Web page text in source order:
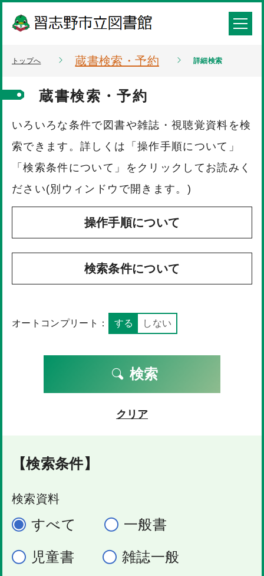
トップへ 蔵書検索・予約 詳細検索
蔵書検索・予約
いろいろな条件で図書や雑誌・視聴覚資料を検
索できます。詳しくは「操作手順について」
「検索条件について」をクリックしてお読みく
ださい(別ウィンドウで開きます。)
操作手順について
検索条件について
オートコンプリート： する しない
検索
クリア
【検索条件】
検索資料
すべて 一般書
児童書 雑誌一般